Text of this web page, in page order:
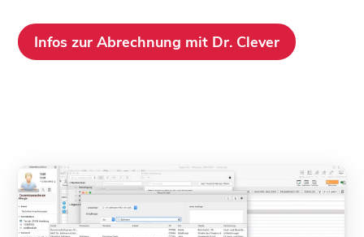
Infos zur Abrechnung mit Dr. Clever